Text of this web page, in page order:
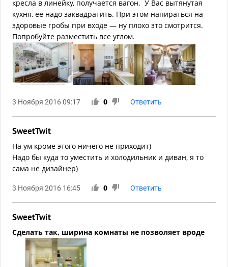
кресла в линейку, получается вагон. У Вас вытянутая
кухня, ее надо заквадратить. При этом напираться на
здоровые гробы при входе — ну плохо это смотрится.
Попробуйте разместить все углом.
3 Ноября 2016 09:17 0 Ответить
SweetTwit
На ум кроме этого ничего не приходит)
Надо бы куда то уместить и холодильник и диван, я то
сама не дизайнер)
3 Ноября 2016 16:45 0 Ответить
SweetTwit
Сделать так, ширина комнаты не позволяет вроде